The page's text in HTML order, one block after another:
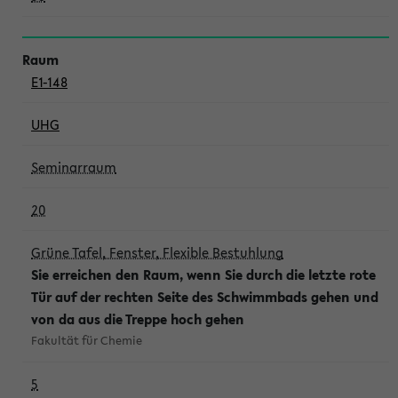
E1-148
UHG
Seminarraum
20
Grüne Tafel, Fenster, Flexible Bestuhlung
Sie erreichen den Raum, wenn Sie durch die letzte rote
Tür auf der rechten Seite des Schwimmbads gehen und
von da aus die Treppe hoch gehen
Fakultät für Chemie
5